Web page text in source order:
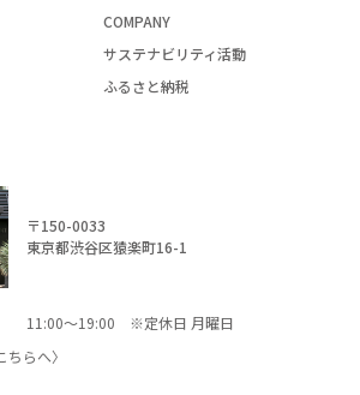
COMPANY
サステナビリティ活動
ふるさと納税
〒150-0033
東京都渋谷区猿楽町16-1
11:00～19:00 ※定休日 月曜日
ちらへ〉